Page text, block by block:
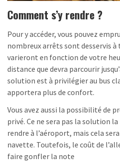
Comment s’y rendre ?
Pour y accéder, vous pouvez
nombreux arrêts sont desservis à
varieront en fonction de votre
distance que devra parcourir
solution est à privilégier au bus
apportera plus de confort.
Vous avez aussi la possibilité de
privé. Ce ne sera pas la solution
rendre à l’aéroport, mais cela
navette. Toutefois, le coût de
faire gonfler la note